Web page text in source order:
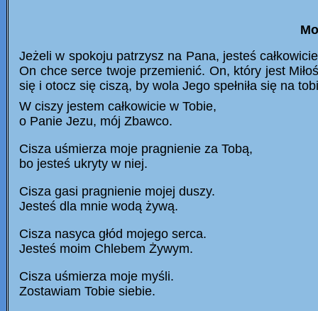
Jeżeli w spokoju patrzysz na Pana, jesteś
On chce serce twoje przemienić. On, który jest
się i otocz się ciszą, by wola Jego spełniła się na
W ciszy jestem całkowicie w Tobie,
o Panie Jezu, mój Zbawco.
Cisza uśmierza moje pragnienie za Tobą,
bo jesteś ukryty w niej.
Cisza gasi pragnienie mojej duszy.
Jesteś dla mnie wodą żywą.
Cisza nasyca głód mojego serca.
Jesteś moim Chlebem Żywym.
Cisza uśmierza moje myśli.
Zostawiam Tobie siebie.